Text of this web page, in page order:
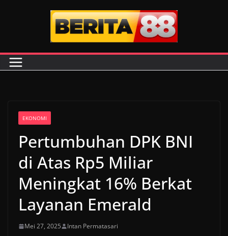
EKONOMI
Pertumbuhan DPK BNI
di Atas Rp5 Miliar
Meningkat 16% Berkat
Layanan Emerald
Mei 27, 2025 Intan Permatasari